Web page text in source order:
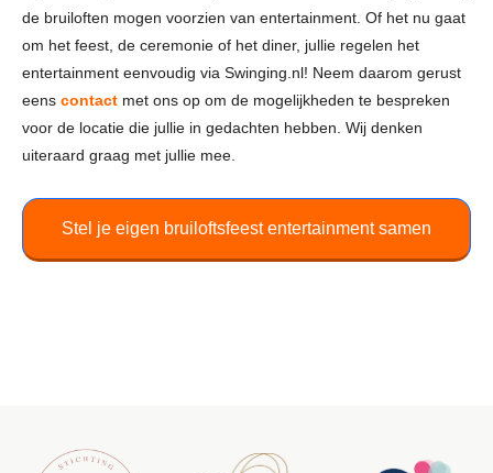
de bruiloften mogen voorzien van entertainment. Of het nu gaat
om het feest, de ceremonie of het diner, jullie regelen het
entertainment eenvoudig via Swinging.nl! Neem daarom gerust
eens contact met ons op om de mogelijkheden te bespreken
voor de locatie die jullie in gedachten hebben. Wij denken
uiteraard graag met jullie mee.
Stel je eigen bruiloftsfeest entertainment samen